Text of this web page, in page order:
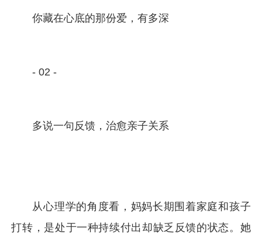
你藏在心底的那份爱，有多深
- 02 -
多说一句反馈，治愈亲子关系
从心理学的角度看，妈妈长期围着家庭和孩子
打转，是处于一种持续付出却缺乏反馈的状态。她